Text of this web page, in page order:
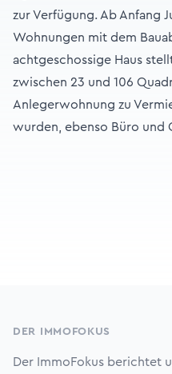
zur Verfügung. Ab Anfang
Wohnungen mit dem
achtgeschossige Haus
zwischen 23 und 106
Anlegerwohnung zu
wurden, ebenso Büro und
DER IMMOFOKUS
Der ImmoFokus berichtet